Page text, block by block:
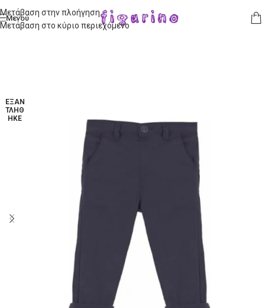
Μετάβαση στην πλοήγηση
Μετάβαση στο κύριο περιεχόμενο
Μενού
ΕΞΑΝ
ΤΛΉΘ
ΗΚΕ